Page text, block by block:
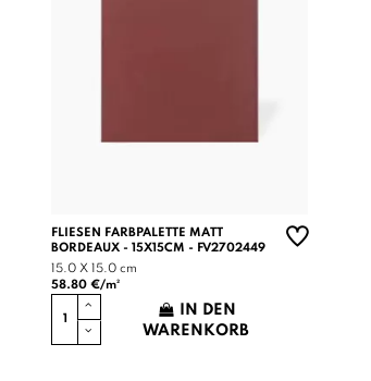
FLIESEN FARBPALETTE MATT
BORDEAUX - 15X15CM - FV2702449
15.0 X 15.0 cm
58.80 €/m²
IN DEN
WARENKORB